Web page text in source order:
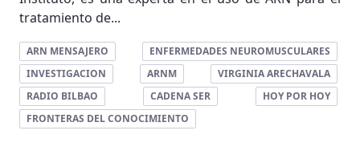
tratamiento de...
ARN MENSAJERO
ENFERMEDADES NEUROMUSCULARES
INVESTIGACION
ARNM
VIRGINIA ARECHAVALA
RADIO BILBAO
CADENA SER
HOY POR HOY
FRONTERAS DEL CONOCIMIENTO